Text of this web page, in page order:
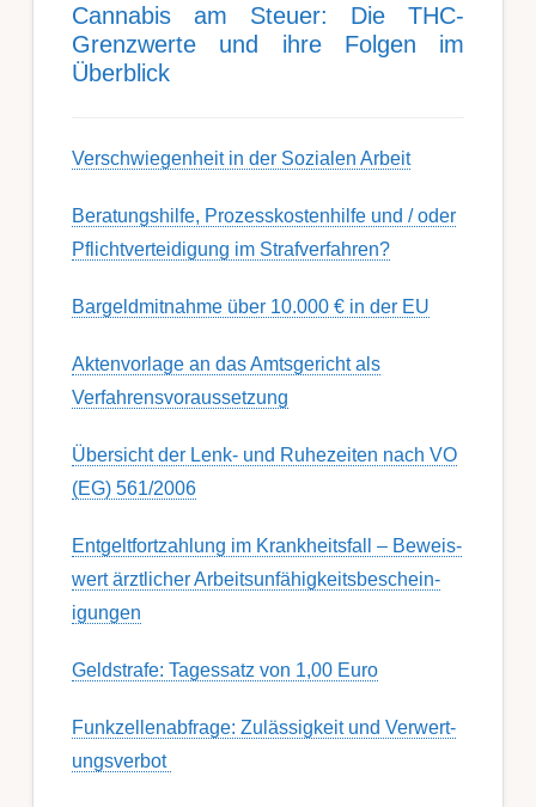
Can­nabis am Steu­er: Die THC-
Grenz­werte und ihre Folgen im
Über­blick
Ver­schwieg­en­heit in der Soz­ial­en Ar­beit
Berat­ungs­hil­fe, Pro­zess­kost­en­hilfe und / oder
Pflicht­ver­teidig­ung im Strafverfahren?
Bargeldmitnahme über 10.000 € in der EU
Aktenvorlage an das Amtsgericht als
Verfahrensvoraussetzung
Übersicht der Lenk- und Ruhezeiten nach VO
(EG) 561/2006
Ent­gelt­fort­zahl­ung im Krank­heits­fall – Be­weis­
wert ärzt­lich­er Ar­beits­un­fähig­keits­be­schein­
igung­en
Geldstrafe: Tagessatz von 1,00 Euro
Funk­zell­en­ab­fra­ge: Zu­lässig­keit und Ver­wert­
ungs­ver­bot